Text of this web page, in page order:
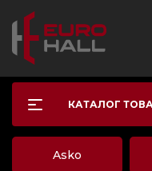
КАТАЛОГ
Asko